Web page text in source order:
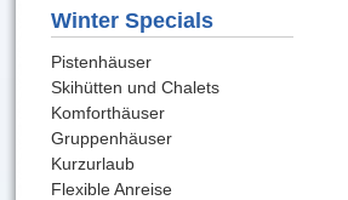
Winter Specials
Pistenhäuser
Skihütten und Chalets
Komforthäuser
Gruppenhäuser
Kurzurlaub
Flexible Anreise